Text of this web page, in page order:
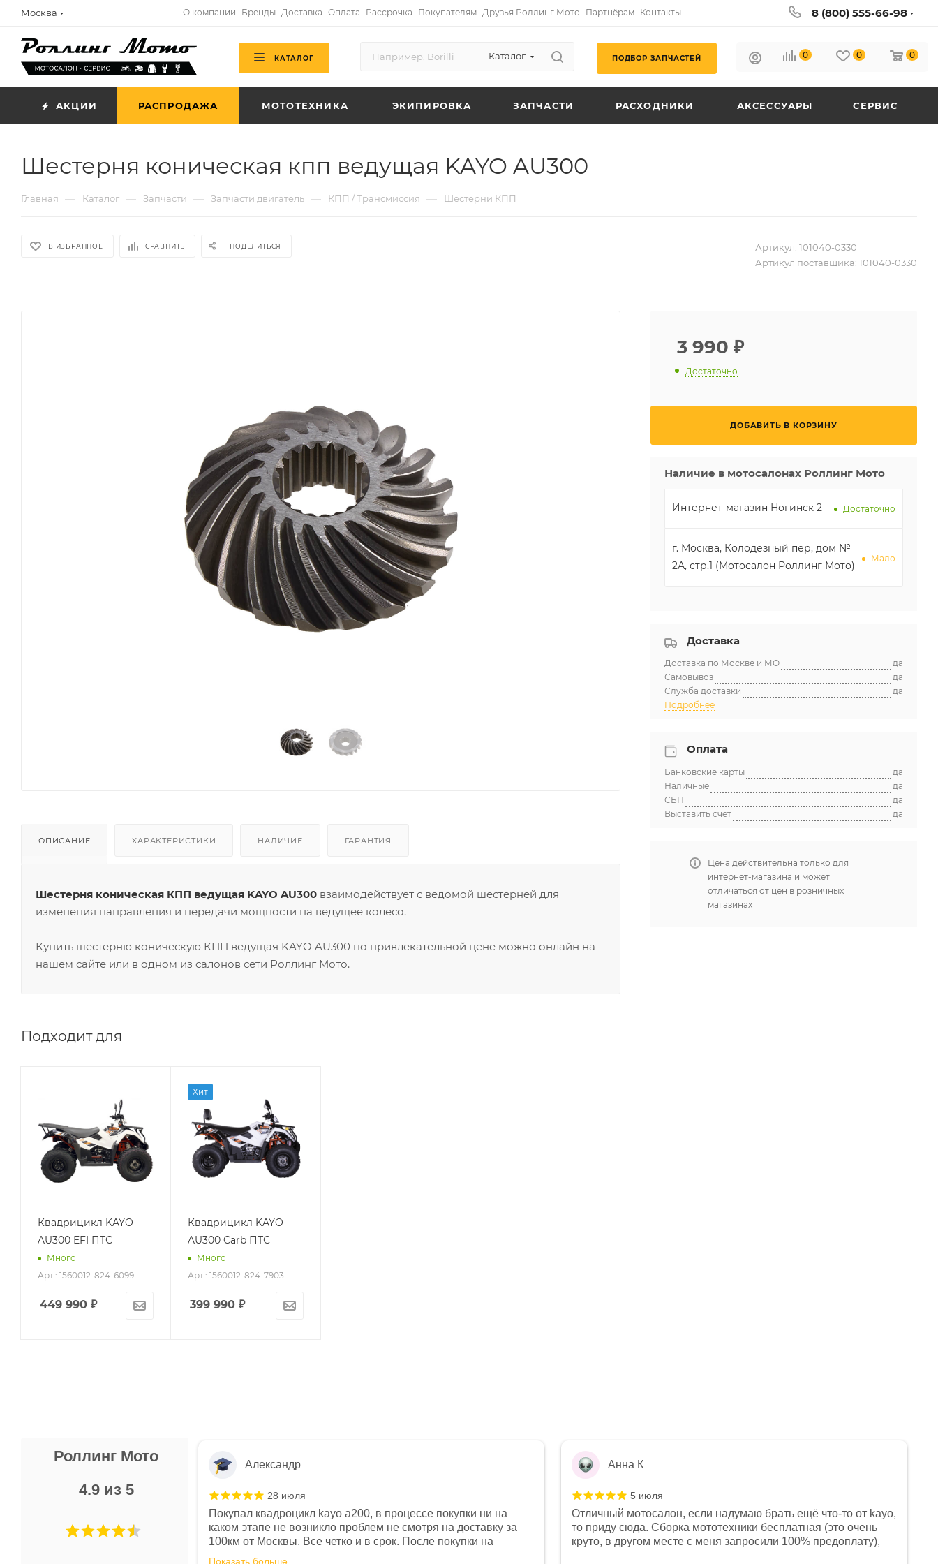
Москва О компании Бренды Доставка Оплата Рассрочка Покупателям Друзья Роллинг Мото Партнёрам Контакты 8 (800) 555-66-98
КАТАЛОГ Каталог ПОДБОР ЗАПЧАСТЕЙ 0 0 0
АКЦИИ РАСПРОДАЖА МОТОТЕХНИКА ЭКИПИРОВКА ЗАПЧАСТИ РАСХОДНИКИ АКСЕССУАРЫ СЕРВИС
Шестерня коническая кпп ведущая KAYO AU300
Главная — Каталог — Запчасти — Запчасти двигатель — КПП / Трансмиссия — Шестерни КПП
В ИЗБРАННОЕ СРАВНИТЬ ПОДЕЛИТЬСЯ Артикул: 101040-0330
Артикул поставщика: 101040-0330
ОПИСАНИЕ ХАРАКТЕРИСТИКИ НАЛИЧИЕ ГАРАНТИЯ
Шестерня коническая КПП ведущая KAYO AU300 взаимодействует с ведомой шестерней для
изменения направления и передачи мощности на ведущее колесо.
Купить шестерню коническую КПП ведущая KAYO AU300 по привлекательной цене можно онлайн на
нашем сайте или в одном из салонов сети Роллинг Мото.
Подходит для
Квадрицикл KAYO
AU300 EFI ПТС
Много
Арт.: 1560012-824-6099
449 990 ₽
Хит
Квадрицикл KAYO
AU300 Carb ПТС
Много
Арт.: 1560012-824-7903
399 990₽
3 990 ₽
Достаточно
ДОБАВИТЬ В КОРЗИНУ
Наличие в мотосалонах Роллинг Мото
Интернет-магазин Ногинск 2 Достаточно
г. Москва, Колодезный пер, дом №
2А, стр.1 (Мотосалон Роллинг Мото)
Мало
Доставка
Доставка по Москве и МО
да
Самовывоз
да
Служба доставки
да
Подробнее
Оплата
Банковские карты
да
Наличные
да
СБП
да
Выставить счет
да
Цена действительна только для
интернет-магазина и может
отличаться от цен в розничных
магазинах
Роллинг Мото
4.9 из 5
Не понравились условия
и дают только на год)
Александр
28 июля
Покупал квадроцикл kayo a200, в процессе покупки ни на
каком этапе не возникло проблем не смотря на доставку за
100км от Москвы. Все четко и в срок. После покупки на
спидометре всегда был 0, при этом представители магазина
Показать больше
Анна К
5 июля
Отличный мотосалон, если надумаю брать ещё что-то от kayo,
то приду сюда. Сборка мототехники бесплатная (это очень
круто, в другом месте с меня запросили 100% предоплату),